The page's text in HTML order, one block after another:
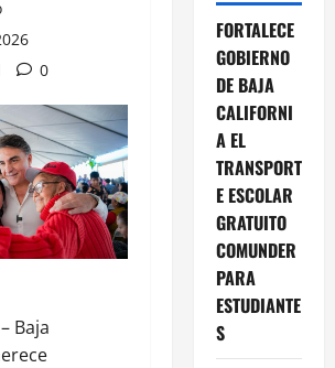
0
– Baja
FORTALECE
GOBIERNO
DE BAJA
CALIFORNI
A EL
TRANSPORT
E ESCOLAR
GRATUITO
COMUNDER
PARA
ESTUDIANTE
S